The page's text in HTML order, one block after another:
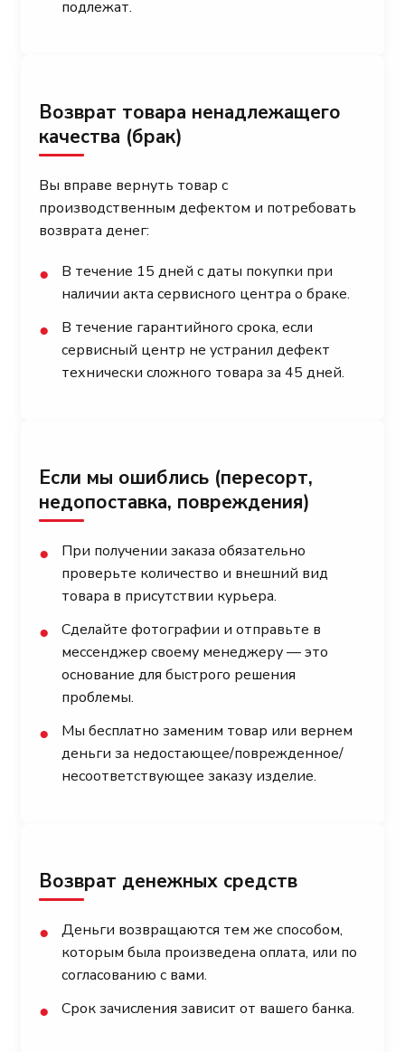
подлежат.
Возврат товара ненадлежащего
качества (брак)
Вы вправе вернуть товар с
производственным дефектом и потребовать
возврата денег:
●
В течение 15 дней с даты покупки при
наличии акта сервисного центра о браке.
●
В течение гарантийного срока, если
сервисный центр не устранил дефект
технически сложного товара за 45 дней.
Если мы ошиблись (пересорт,
недопоставка, повреждения)
●
При получении заказа обязательно
проверьте количество и внешний вид
товара в присутствии курьера.
●
Сделайте фотографии и отправьте в
мессенджер своему менеджеру — это
основание для быстрого решения
проблемы.
●
Мы бесплатно заменим товар или вернем
деньги за недостающее/поврежденное/
несоответствующее заказу изделие.
Возврат денежных средств
●
Деньги возвращаются тем же способом,
которым была произведена оплата, или по
согласованию с вами.
● Срок зачисления зависит от вашего банка.